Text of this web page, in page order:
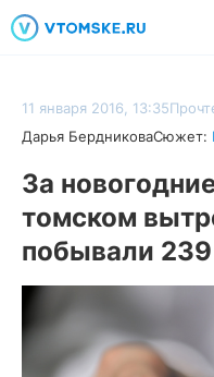
11 января 2016, 13:35
Дарья БердниковаСюжет:
За
томском
побывали